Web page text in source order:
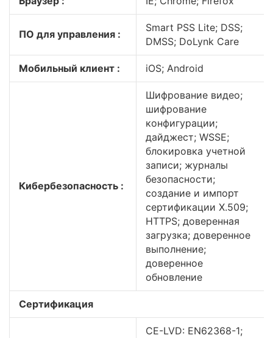
ПО для управления :
Smart PSS Lite; DSS;
DMSS; DoLynk Care
Мобильный клиент : iOS; Android
Кибербезопасность :
Шифрование видео;
шифрование
конфигурации;
дайджест; WSSE;
блокировка учетной
записи; журналы
безопасности;
создание и импорт
сертификации X.509;
HTTPS; доверенная
загрузка; доверенное
выполнение;
доверенное
обновление
Сертификация
CE-LVD: EN62368-1;